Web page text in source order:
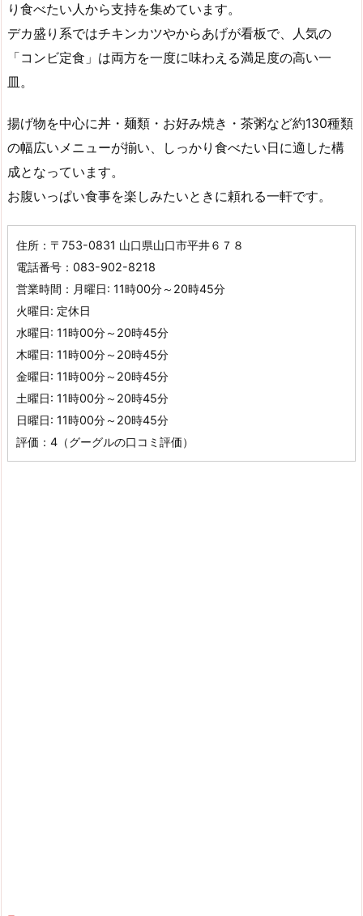
り食べたい人から支持を集めています。
デカ盛り系ではチキンカツやからあげが看板で、人気の
「コンビ定食」は両方を一度に味わえる満足度の高い一
皿。
揚げ物を中心に丼・麺類・お好み焼き・茶粥など約130種類
の幅広いメニューが揃い、しっかり食べたい日に適した構
成となっています。
お腹いっぱい食事を楽しみたいときに頼れる一軒です。
住所：〒753-0831 山口県山口市平井６７８
電話番号：083-902-8218
営業時間：月曜日: 11時00分～20時45分
火曜日: 定休日
水曜日: 11時00分～20時45分
木曜日: 11時00分～20時45分
金曜日: 11時00分～20時45分
土曜日: 11時00分～20時45分
日曜日: 11時00分～20時45分
評価：4（グーグルの口コミ評価）